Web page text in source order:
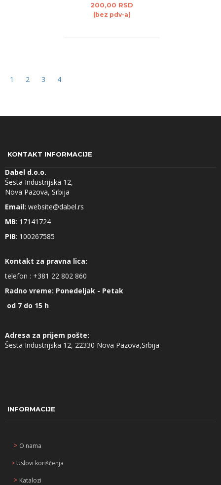
200,00 RSD
(bez pdv-a)
1 2 3 4
KONTAKT INFORMACIJE
Dabel d.o.o.
Šesta Industrijska 12,
Nova Pazova, Srbija
Email: website@dabel.rs
MB: 17141724
PIB: 100267585
Kontakt za pravna lica:
telefon : +381 22 802 860
Radno vreme: Ponedeljak - Petak
od 7 do 15 h
Adresa za prijem pošte:
Šesta Industrijska 12, 22330 Nova Pazova,Srbija
INFORMACIJE
> O nama
> Uslovi korišćenja
> Katalozi